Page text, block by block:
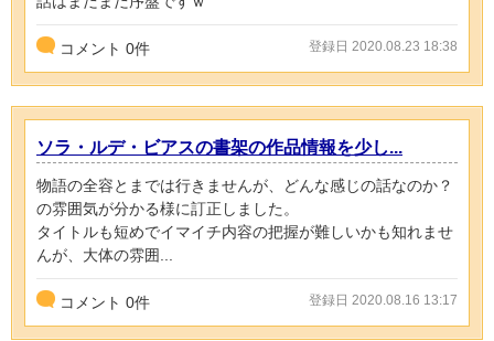
コメント 0件 登録日 2020.08.23 18:38
ソラ・ルデ・ビアスの書架の作品情報を少し...
物語の全容とまでは行きませんが、どんな感じの話なのか？
の雰囲気が分かる様に訂正しました。
タイトルも短めでイマイチ内容の把握が難しいかも知れませ
んが、大体の雰囲...
コメント 0件 登録日 2020.08.16 13:17